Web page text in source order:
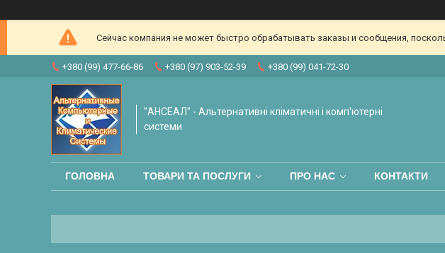
Сейчас компания не может быстро обрабатывать заказы и сообщения,
+380 (99) 477-66-86 +380 (97) 903-52-39 +380 (99) 041-72-30
"АНСЕАЛ" - Альтернативні кліматичні і комп'ютерні
системи
ГОЛОВНА ТОВАРИ ТА ПОСЛУГИ ПРО НАС КОНТАКТИ